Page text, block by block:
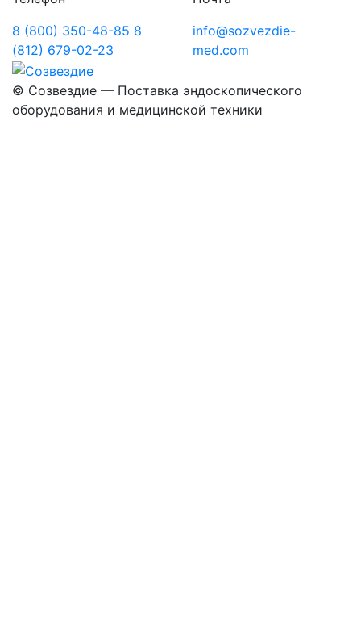
8 (800) 350-48-85 8
(812) 679-02-23
info@sozvezdie-
med.com
© Созвездие — Поставка эндоскопического
оборудования и медицинской техники